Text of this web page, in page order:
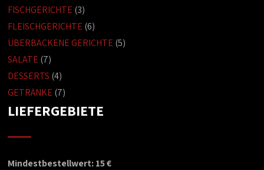
FISCHGERICHTE (3)
FLEISCHGERICHTE (6)
ÜBERBACKENE GERICHTE (5)
SALATE (7)
DESSERTS (4)
GETRÄNKE (7)
LIEFERGEBIETE
Mindestbestellwert: 15 €